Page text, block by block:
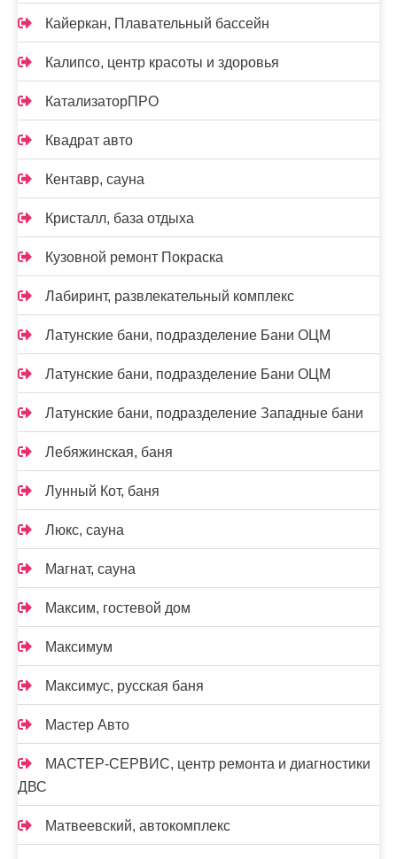
Кайеркан, Плавательный бассейн
Калипсо, центр красоты и здоровья
КатализаторПРО
Квадрат авто
Кентавр, сауна
Кристалл, база отдыха
Кузовной ремонт Покраска
Лабиринт, развлекательный комплекс
Латунские бани, подразделение Бани ОЦМ
Латунские бани, подразделение Бани ОЦМ
Латунские бани, подразделение Западные бани
Лебяжинская, баня
Лунный Кот, баня
Люкс, сауна
Магнат, сауна
Максим, гостевой дом
Максимум
Максимус, русская баня
Мастер Авто
МАСТЕР-СЕРВИС, центр ремонта и диагностики
ДВС
Матвеевский, автокомплекс